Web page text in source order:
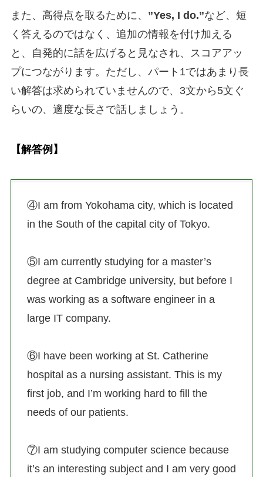
また、高得点を取るために、 ”Yes, I do.”など、短
く答えるのではなく、追加の情報を付け加える
と、自発的に話を広げると見なされ、スコアアッ
プにつながります。ただし、パート1ではあまり長
い解答は求められていませんので、3文から5文ぐ
らいの、適度な長さで話しましょう。
【解答例】
④I am from Yokohama city, which is located
in the South of the capital city of Tokyo.
⑤I am currently studying for a master’s
degree at Cambridge university, but before I
was working as a software engineer in a
large IT company.
⑥I have been working at St. Catherine
hospital as a nursing assistant. This is my
first job, and I’m working hard to fill the
needs of our patients.
⑦I am studying computer science because
it’s an interesting subject and I am very good